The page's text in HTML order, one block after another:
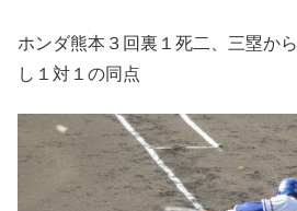
ホンダ熊本３回裏１死二、三塁か
し１対１の同点